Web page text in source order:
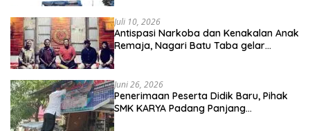
Juli 10, 2026
Antispasi Narkoba dan Kenakalan Anak
Remaja, Nagari Batu Taba gelar
Juni 26, 2026
Penerimaan Peserta Didik Baru, Pihak
SMK KARYA Padang Panjang